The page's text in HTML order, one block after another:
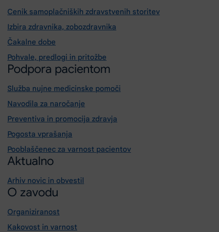
Cenik samoplačniških zdravstvenih storitev
Izbira zdravnika, zobozdravnika
Čakalne dobe
Pohvale, predlogi in pritožbe
Podpora pacientom
Služba nujne medicinske pomoči
Navodila za naročanje
Preventiva in promocija zdravja
Pogosta vprašanja
Pooblaščenec za varnost pacientov
Aktualno
Arhiv novic in obvestil
O zavodu
Organiziranost
Kakovost in varnost